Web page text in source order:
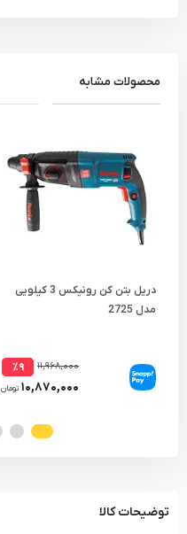
محصولات مشابه
دریل بتن کن رونیکس 3 کیلویی
مدل 2725
۱۱,۹۶۸,۰۰۰ ٪۹
۱۰,۸۷۰,۰۰۰ تومان
توضیحات کالا